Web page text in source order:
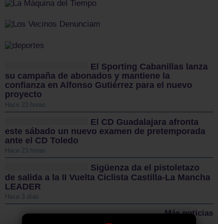
El Sporting Cabanillas lanza
su campaña de abonados y mantiene la
confianza en Alfonso Gutiérrez para el nuevo
proyecto
Hace 23 horas
El CD Guadalajara afronta
este sábado un nuevo examen de pretemporada
ante el CD Toledo
Hace 23 horas
Sigüenza da el pistoletazo
de salida a la II Vuelta Ciclista Castilla-La Mancha
LEADER
Hace 3 días
Más noticias